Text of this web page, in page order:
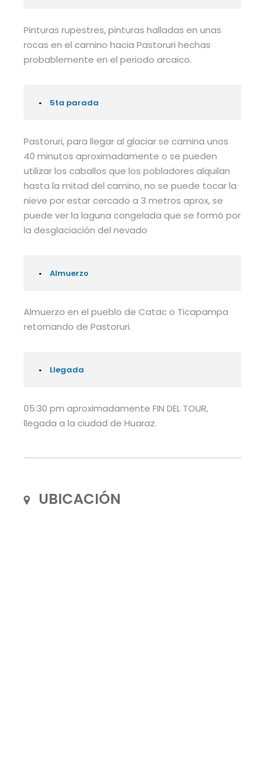
Pinturas rupestres, pinturas halladas en unas
rocas en el camino hacia Pastoruri hechas
probablemente en el periodo arcaico.
• 5ta parada
Pastoruri, para llegar al glaciar se camina unos
40 minutos aproximadamente o se pueden
utilizar los caballos que los pobladores alquilan
hasta la mitad del camino, no se puede tocar la
nieve por estar cercado a 3 metros aprox, se
puede ver la laguna congelada que se formó por
la desglaciación del nevado
• Almuerzo
Almuerzo en el pueblo de Catac o Ticapampa
retornando de Pastoruri.
• Llegada
05:30 pm aproximadamente FIN DEL TOUR,
llegada a la ciudad de Huaraz.
UBICACIÓN